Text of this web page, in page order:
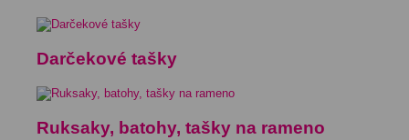
Darčekové tašky
Ruksaky, batohy, tašky na rameno